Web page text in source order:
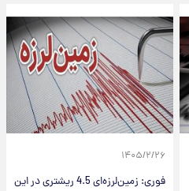
۱۴۰۵/۲/۲۶
فوری: زمین‌لرزه‌ای 4.5 ریشتری در این